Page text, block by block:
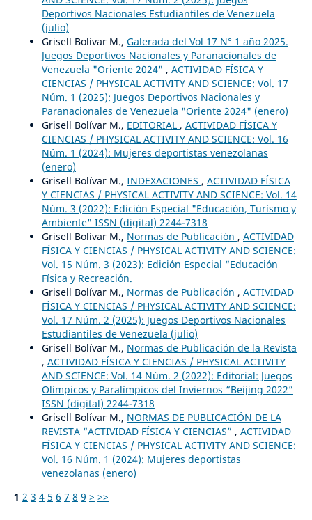
Deportivos Nacionales Estudiantiles de Venezuela
(julio)
Grisell Bolívar M., Galerada del Vol 17 N° 1 año 2025.
Juegos Deportivos Nacionales y Paranacionales de
Venezuela "Oriente 2024" , ACTIVIDAD FÍSICA Y
CIENCIAS / PHYSICAL ACTIVITY AND SCIENCE: Vol. 17
Núm. 1 (2025): Juegos Deportivos Nacionales y
Paranacionales de Venezuela "Oriente 2024" (enero)
Grisell Bolívar M., EDITORIAL , ACTIVIDAD FÍSICA Y
CIENCIAS / PHYSICAL ACTIVITY AND SCIENCE: Vol. 16
Núm. 1 (2024): Mujeres deportistas venezolanas
(enero)
Grisell Bolívar M., INDEXACIONES , ACTIVIDAD FÍSICA
Y CIENCIAS / PHYSICAL ACTIVITY AND SCIENCE: Vol. 14
Núm. 3 (2022): Edición Especial "Educación, Turísmo y
Ambiente" ISSN (digital) 2244-7318
Grisell Bolívar M., Normas de Publicación , ACTIVIDAD
FÍSICA Y CIENCIAS / PHYSICAL ACTIVITY AND SCIENCE:
Vol. 15 Núm. 3 (2023): Edición Especial “Educación
Física y Recreación.
Grisell Bolívar M., Normas de Publicación , ACTIVIDAD
FÍSICA Y CIENCIAS / PHYSICAL ACTIVITY AND SCIENCE:
Vol. 17 Núm. 2 (2025): Juegos Deportivos Nacionales
Estudiantiles de Venezuela (julio)
Grisell Bolívar M., Normas de Publicación de la Revista
, ACTIVIDAD FÍSICA Y CIENCIAS / PHYSICAL ACTIVITY
AND SCIENCE: Vol. 14 Núm. 2 (2022): Editorial: Juegos
Olímpicos y Paralímpicos del Inviernos “Beijing 2022”
ISSN (digital) 2244-7318
Grisell Bolívar M., NORMAS DE PUBLICACIÓN DE LA
REVISTA “ACTIVIDAD FÍSICA Y CIENCIAS” , ACTIVIDAD
FÍSICA Y CIENCIAS / PHYSICAL ACTIVITY AND SCIENCE:
Vol. 16 Núm. 1 (2024): Mujeres deportistas
venezolanas (enero)
1 2 3 4 5 6 7 8 9 > >>